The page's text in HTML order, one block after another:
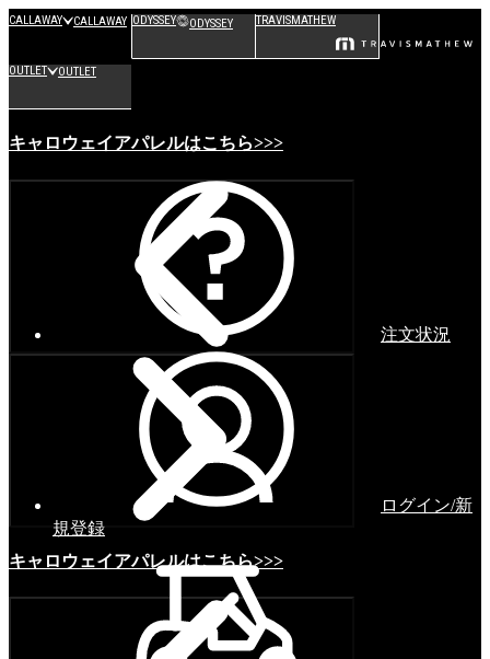
CALLAWAY CALLAWAY ODYSSEY ODYSSEY TRAVISMATHEW
OUTLET OUTLET
キャロウェイアパレルはこちら>>>
キャロウェイアパレルはこちら>>>
注文状況
ログイン/新
規登録